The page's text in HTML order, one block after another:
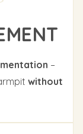
–
without